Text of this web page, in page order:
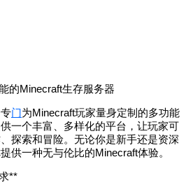
的Minecraft生存服务器
门为Minecraft玩家量身定制的多功能
一个丰富、多样化的平台，让玩家可
探索和冒险。无论你是新手还是资深
供一种无与伦比的Minecraft体验。
**